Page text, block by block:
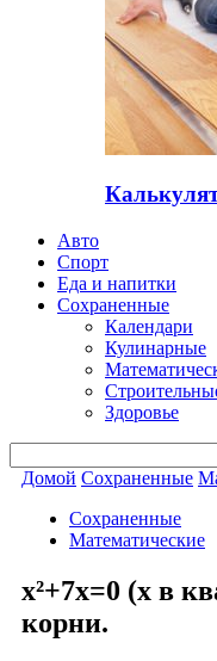
Авто
Спорт
Еда и напитки
Сохраненные
Календари
Кулинарные
Здоровье
Домой Сохраненные
Сохраненные
Математические
x²+7x=0 (x в
корни.